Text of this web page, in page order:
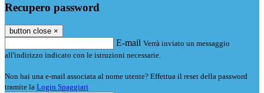
Recupero password
button close ×
E-mail Verrà inviato un messaggio
all'indirizzo indicato con le istruzioni necessarie.
Non hai una e-mail associata al nome utente? Effettua il reset della password
tramite la Login Spaggiari